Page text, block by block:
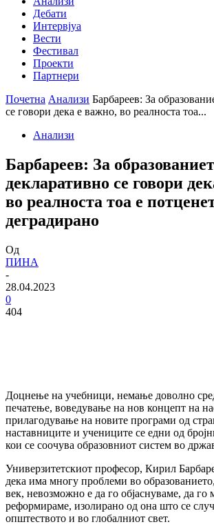
Дебати
Интервјуа
Вести
Фестивал
Проекти
Партнери
Почетна Анализи Барбареев: За
се говори дека е важно, во реалноста тоа...
Анализи
Барбареев: За
декларативно се говори
во реалноста тоа е
деградирано
Од
ПИНА
-
28.04.2023
0
404
Доцнење на учебници, немање доволно
печатење, воведување на нов концепт на
прилагодување на новите програми од
наставниците и учениците се едни од
кои се соочува образовниот систем во
Универзитетскиот професор, Кирил
дека има многу проблеми во
век, невозможно е да го објаснуваме, да го
реформираме, изолирано од она што се
општеството и во глобалниот свет.